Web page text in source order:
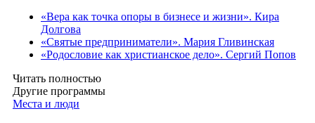
«Вера как точка опоры в бизнесе и жизни». Кира
Долгова
«Святые предприниматели». Мария Гливинская
«Родословие как христианское дело». Сергий Попов
Читать полностью
Другие программы
Места и люди